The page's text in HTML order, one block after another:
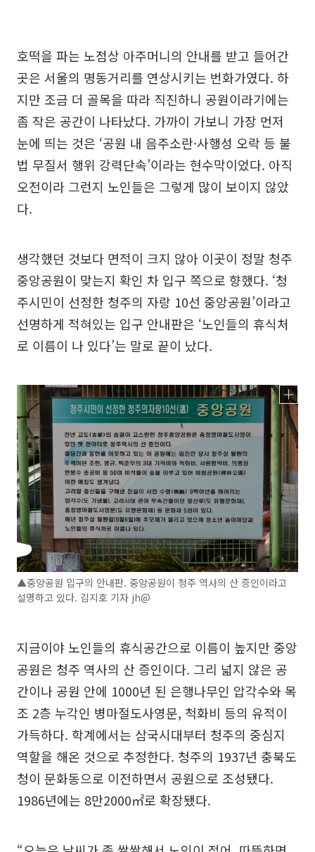
호떡을 파는 노점상 아주머니의 안내를 받고 들어간
곳은 서울의 명동거리를 연상시키는 번화가였다. 하
지만 조금 더 골목을 따라 직진하니 공원이라기에는
좀 작은 공간이 나타났다. 가까이 가보니 가장 먼저
눈에 띄는 것은 ‘공원 내 음주소란·사행성 오락 등 불
법 무질서 행위 강력단속’이라는 현수막이었다. 아직
오전이라 그런지 노인들은 그렇게 많이 보이지 않았
다.
생각했던 것보다 면적이 크지 않아 이곳이 정말 청주
중앙공원이 맞는지 확인 차 입구 쪽으로 향했다. ‘청
주시민이 선정한 청주의 자랑 10선 중앙공원’이라고
선명하게 적혀있는 입구 안내판은 ‘노인들의 휴식처
로 이름이 나 있다’는 말로 끝이 났다.
▲중앙공원 입구의 안내판. 중앙공원이 청주 역사의 산 증인이라고
설명하고 있다. 김지호 기자 jh@
지금이야 노인들의 휴식공간으로 이름이 높지만 중앙
공원은 청주 역사의 산 증인이다. 그리 넓지 않은 공
간이나 공원 안에 1000년 된 은행나무인 압각수와 목
조 2층 누각인 병마절도사영문, 척화비 등의 유적이
가득하다. 학계에서는 삼국시대부터 청주의 중심지
역할을 해온 것으로 추정한다. 청주의 1937년 충북도
청이 문화동으로 이전하면서 공원으로 조성됐다.
1986년에는 8만2000㎡로 확장됐다.